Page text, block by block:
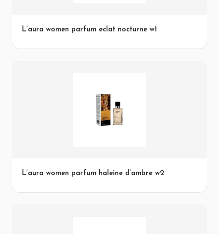
L’aura women parfum eclat nocturne w1
L’aura women parfum haleine d’ambre w2